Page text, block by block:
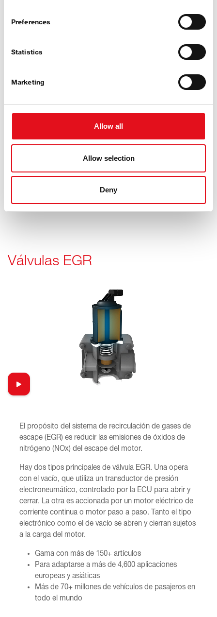
Preferences
Statistics
Marketing
Allow all
Allow selection
Deny
solenoides
Cobertura de más de 60.000+ aplicaciones de
Gama en crecimiento con más de 300+ artículos al
probada y verificada internamente
febi es su número 1 en el mercado de posventa
Válvulas EGR
El propósito del sistema de recirculación de gases de
escape (EGR) es reducir las emisiones de óxidos de
nitrógeno (NOx) del escape del motor.
Hay dos tipos principales de válvula EGR. Una opera
con el vacío, que utiliza un transductor de presión
electroneumático, controlado por la ECU para abrir y
cerrar. La otra es accionada por un motor eléctrico de
corriente continua o motor paso a paso. Tanto el tipo
electrónico como el de vacío se abren y cierran sujetos
a la carga del motor.
Gama con más de 150+ artículos
Para adaptarse a más de 4,600 aplicaciones
europeas y asiáticas
Más de 70+ millones de vehículos de pasajeros en
todo el mundo